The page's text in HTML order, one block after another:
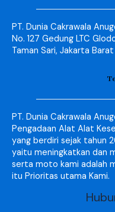
PT. Dunia Cakrawala
No. 127 Gedung LTC
Taman Sari, Jakarta Barat
PT. Dunia Cakrawala
Pengadaan Alat Alat
yang berdiri sejak tahun
yaitu meningkatkan dan
serta moto kami adalah
itu Prioritas utama Kami.